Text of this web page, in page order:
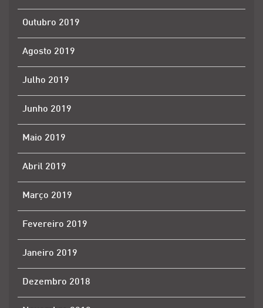
Outubro 2019
Agosto 2019
Julho 2019
Junho 2019
Maio 2019
Abril 2019
Março 2019
Fevereiro 2019
Janeiro 2019
Dezembro 2018